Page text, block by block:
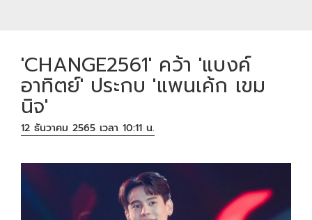
'CHANGE2561' คว้า 'แบงค์
อาทิตย์' ประกบ 'แพนเค้ก เขม
นิจ'
12 ธันวาคม 2565 เวลา 10:11 น.